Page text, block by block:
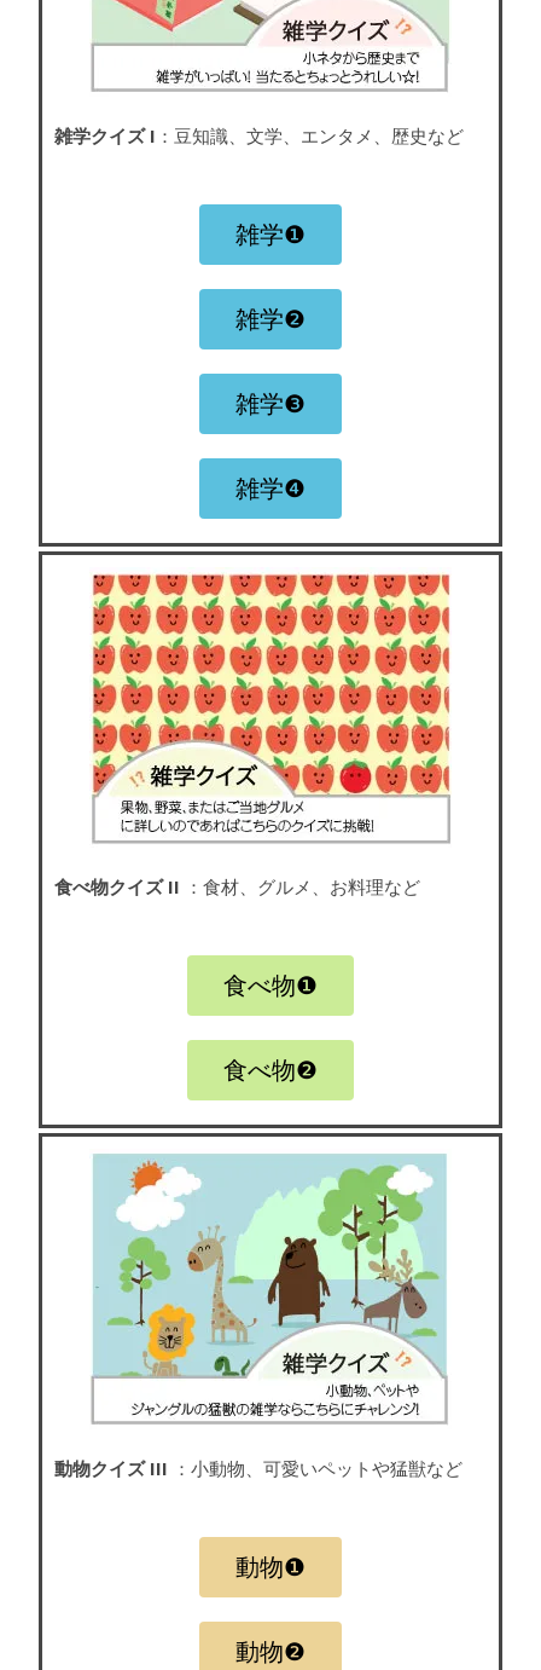
雑学クイズ I ：豆知識、文学、エンタメ、歴史など
雑学❶
雑学❷
雑学❸
雑学❹
食べ物クイズ II ：食材、グルメ、お料理など
食べ物❶
食べ物❷
動物クイズ III ：小動物、可愛いペットや猛獣など
動物❶
動物❷